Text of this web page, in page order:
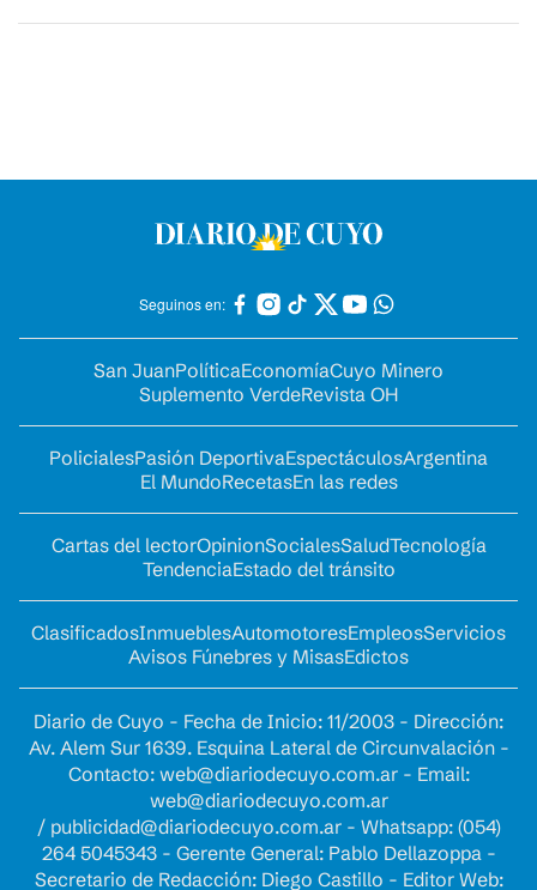
Seguinos en:
San JuanPolíticaEconomíaCuyo Minero
Suplemento VerdeRevista OH
PolicialesPasión DeportivaEspectáculosArgentina
El MundoRecetasEn las redes
Cartas del lectorOpinionSocialesSaludTecnología
TendenciaEstado del tránsito
ClasificadosInmueblesAutomotoresEmpleosServicios
Avisos Fúnebres y MisasEdictos
Diario de Cuyo - Fecha de Inicio: 11/2003 - Dirección:
Av. Alem Sur 1639. Esquina Lateral de Circunvalación -
Contacto: web@diariodecuyo.com.ar- Email:
web@diariodecuyo.com.ar
/ publicidad@diariodecuyo.com.ar- Whatsapp: (054)
264 5045343 - Gerente General: Pablo Dellazoppa -
Secretario de Redacción: Diego Castillo - Editor Web: